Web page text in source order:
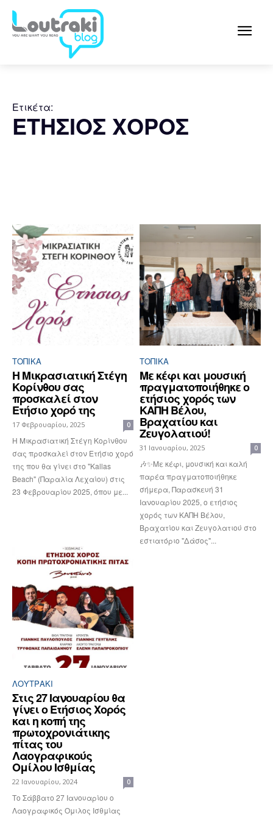
Ετικέτα:
ΕΤΗΣΙΟΣ ΧΟΡΟΣ
ΤΟΠΙΚΑ
Η Μικρασιατική Στέγη
Κορίνθου σας
προσκαλεί στον
Ετήσιο χορό της
17 Φεβρουαρίου, 2025 0
Η Μικρασιατική Στέγη Κορίνθου
σας προσκαλεί στον Ετήσιο χορό
της που θα γίνει στο "Kallas
Beach" (Παραλία Λεχαίου) στις
23 Φεβρουαρίου 2025, όπου με...
ΤΟΠΙΚΑ
Με κέφι και μουσική
πραγματοποιήθηκε ο
ετήσιος χορός των
ΚΑΠΗ Βέλου,
Βραχατίου και
Ζευγολατιού!
31 Ιανουαρίου, 2025 0
🎶✨Με κέφι, μουσική και καλή
παρέα πραγματοποιήθηκε
σήμερα, Παρασκευή 31
Ιανουαρίου 2025, ο ετήσιος
χορός των ΚΑΠΗ Βέλου,
Βραχατίου και Ζευγολατιού στο
εστιατόριο "Δάσος"...
ΛΟΥΤΡΆΚΙ
Στις 27 Ιανουαρίου θα
γίνει ο Ετήσιος Χορός
και η κοπή της
πρωτοχρονιάτικης
πίτας του
Λαογραφικούς
Ομίλου Ισθμίας
22 Ιανουαρίου, 2024 0
Το Σάββατο 27 Ιανουαρίου ο
Λαογραφικός Ομιλος Ισθμίας